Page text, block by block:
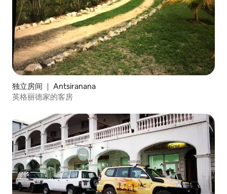
独立房间 ｜ Antsiranana
英格丽德家的客房